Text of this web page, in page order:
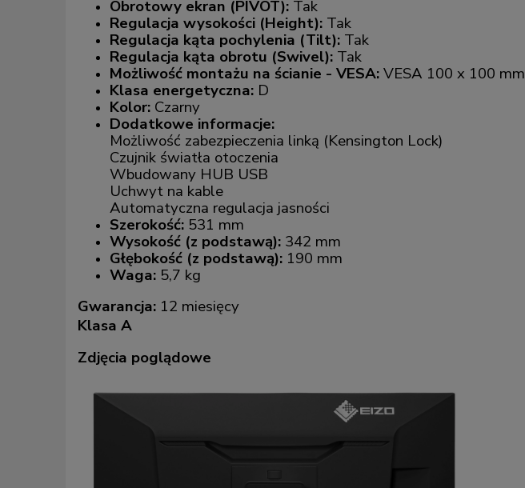
Obrotowy ekran (PIVOT): Tak
Regulacja wysokości (Height): Tak
Regulacja kąta pochylenia (Tilt): Tak
Regulacja kąta obrotu (Swivel): Tak
Możliwość montażu na ścianie - VESA:VESA 100 x 100 mm
Klasa energetyczna: D
Kolor: Czarny
Dodatkowe informacje:
Możliwość zabezpieczenia linką (Kensington Lock)
Czujnik światła otoczenia
Wbudowany HUB USB
Uchwyt na kable
Automatyczna regulacja jasności
Szerokość: 531 mm
Wysokość (z podstawą): 342 mm
Głębokość (z podstawą): 190 mm
Waga: 5,7 kg
Gwarancja: 12 miesięcy
Klasa A
Zdjęcia poglądowe